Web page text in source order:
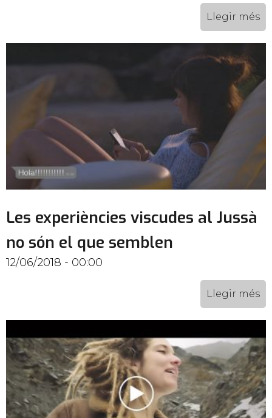
Llegir més
Les experiències viscudes al Jussà
no són el que semblen
12/06/2018 - 00:00
Llegir més